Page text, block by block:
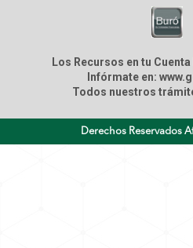
Los Recursos en tu
Infórmate en:
Todos nuestros
Derechos Reservados